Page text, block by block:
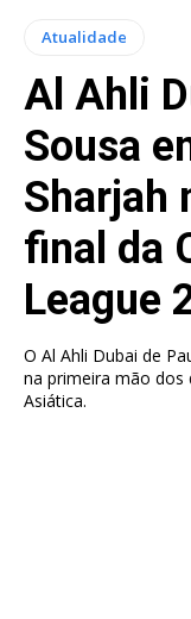
Atualidade
Al Ahli
Sousa
Sharjah
final da
League
O Al Ahli Dubai de
na primeira mão dos
Asiática.